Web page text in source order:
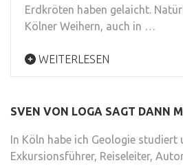
Erdkröten haben gelaicht.
Kölner Weihern, auch in …
WEITERLESEN
SVEN VON LOGA SAGT DANN
In Köln habe ich Geologie studiert
Exkursionsführer, Reiseleiter,